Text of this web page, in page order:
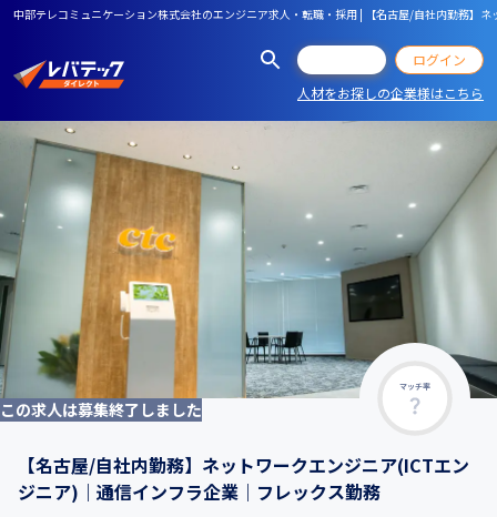
中部テレコミュニケーション株式会社のエンジニア求人・転職・採用 | 【名古屋/自社内勤務】
ログイン
人材をお探しの企業様はこちら
マッチ率
この求人は募集終了しました
【名古屋/自社内勤務】ネットワークエンジニア(ICTエン
ジニア)｜通信インフラ企業｜フレックス勤務